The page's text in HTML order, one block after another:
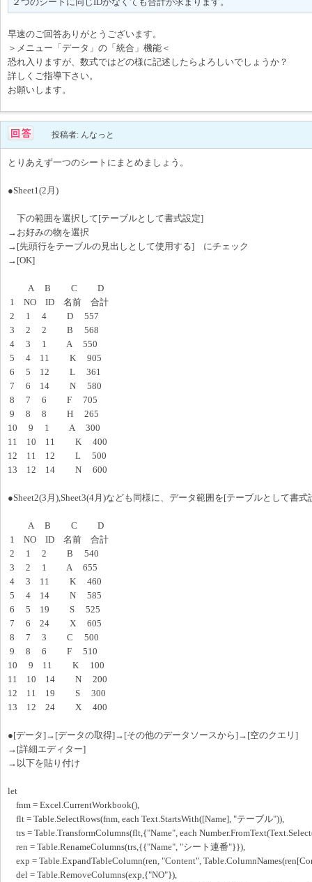
早速のご回答ありがとうございます。
＞メニュー「データ」の「統合」機能＜
恐れ入りますが、数式ではどの様に記述したらよろしいでしょうか？
詳しくご指導下さい。
お願いします。
投稿者: んなっと
とりあえず一つのシートにまとめましょう。
●Sheet1(2月)
下の範囲を選択して[テーブルとして書式設定]
→お好みの物を選択
→[先頭行をテーブルの見出しとして使用する] にチェック
→[OK]
A B C D
1 NO ID 名前 合計
2 1 4 D 557
3 2 2 B 568
4 3 1 A 550
5 4 11 K 905
6 5 12 L 361
7 6 14 N 580
8 7 6 F 705
9 8 8 H 265
10 9 1 A 300
11 10 11 K 400
12 11 12 L 500
13 12 14 N 600
●Sheet2(3月),Sheet3(4月)なども同様に、データ範囲を[テーブルとして書式
A B C D
1 NO ID 名前 合計
2 1 2 B 540
3 2 1 A 655
4 3 11 K 460
5 4 14 N 585
6 5 19 S 525
7 6 24 X 605
8 7 3 C 500
9 8 6 F 510
10 9 11 K 100
11 10 14 N 200
12 11 19 S 300
13 12 24 X 400
●[データ]→[データの取得]→[その他のデータソースから]→[空のクエリ]
→[詳細エディター]
→以下を貼り付け
let
fnm = Excel.CurrentWorkbook(),
flt = Table.SelectRows(fnm, each Text.StartsWith([Name], "テーブル")),
trs = Table.TransformColumns(flt,{"Name", each
ren = Table.RenameColumns(trs,{{"Name", "シート連番"}}),
exp = Table.ExpandTableColumn(ren, "Content",
del = Table.RemoveColumns(exp,{"NO"}),